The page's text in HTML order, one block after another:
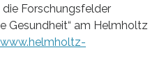
Forschungsfelder
Gesundheit“ am Helmholtz